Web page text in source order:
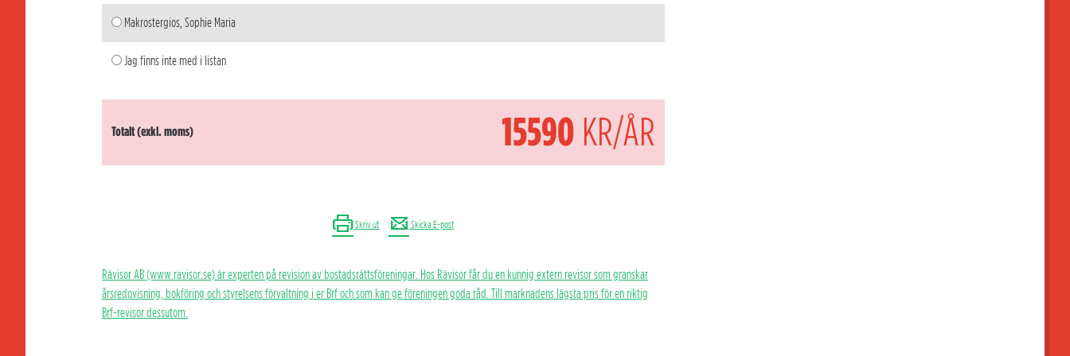
Makrostergios, Sophie Maria
Jag finns inte med i listan
Totalt (exkl. moms) 15590 KR/ÅR
Skriv ut Skicka E-post
Rävisor AB (www.ravisor.se) är experten på revision av bostadsrättsföreningar. Hos Rävisor får du en kunnig extern revisor som granskar
årsredovisning, bokföring och styrelsens förvaltning i er Brf och som kan ge föreningen goda råd. Till marknadens lägsta pris för en riktig
Brf-revisor dessutom.